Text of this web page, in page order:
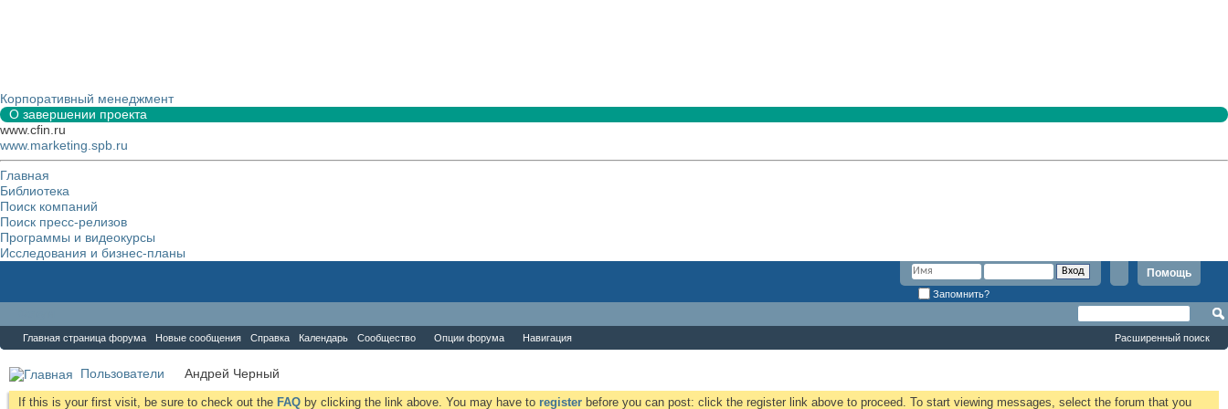
Корпоративный менеджмент
О завершении проекта
www.cfin.ru
www.marketing.spb.ru
Главная
Библиотека
Поиск компаний
Поиск пресс-релизов
Программы и видеокурсы
Исследования и бизнес-планы
Помощь
Запомнить?
Главная страница форума Новые сообщения Справка Календарь Сообщество Опции форума Навигация Расширенный поиск
Пользователи Андрей Черный
If this is your first visit, be sure to check out the FAQ by clicking the link above. You may have to register before you can post: click the register link above to proceed. To start viewing messages, select the forum that you